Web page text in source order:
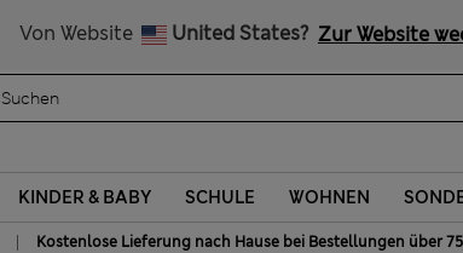
Von Website United States? Zur Website
KINDER & BABY SCHULE WOHNEN
|
Kostenlose Lieferung nach Hause bei Bestellungen über